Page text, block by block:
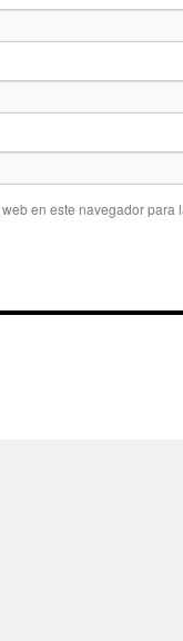
en este navegador para